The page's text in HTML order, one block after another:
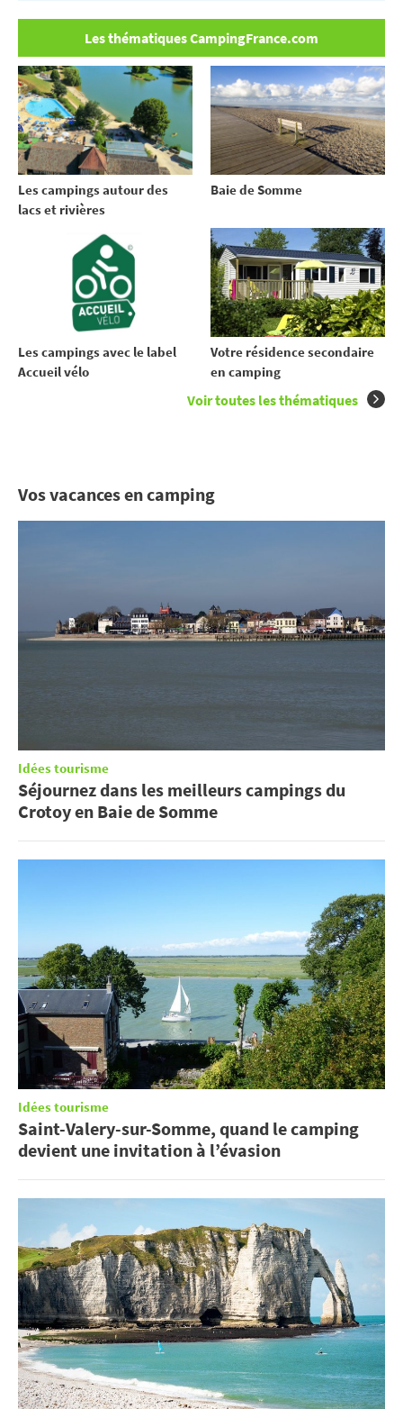
Les thématiques CampingFrance.com
Les campings autour des
lacs et rivières
Baie de Somme
Les campings avec le label
Accueil vélo
Votre résidence secondaire
en camping
Voir toutes les thématiques
Vos vacances en camping
Idées tourisme
Séjournez dans les meilleurs campings du
Crotoy en Baie de Somme
Idées tourisme
Saint-Valery-sur-Somme, quand le camping
devient une invitation à l’évasion